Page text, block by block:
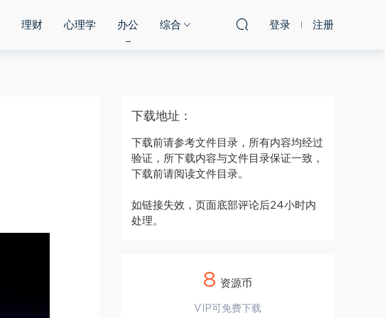
理财 心理学 办公 综合 登录 注册
下载地址：
下载前请参考文件目录，所有内容均经过
验证，所下载内容与文件目录保证一致，
下载前请阅读文件目录。
如链接失效，页面底部评论后24小时内
处理。
8 资源币
VIP可免费下载